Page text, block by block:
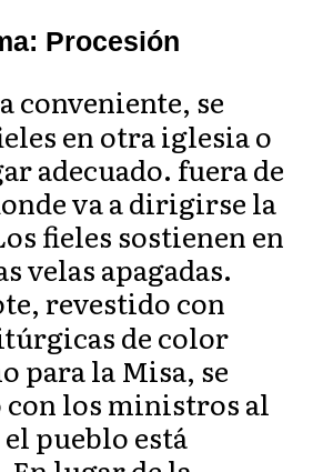
Procesión
conveniente, se
en otra iglesia o
adecuado. fuera de
va a dirigirse la
fieles sostienen en
velas apagadas.
revestido con
de color
para la Misa, se
con los ministros al
pueblo está